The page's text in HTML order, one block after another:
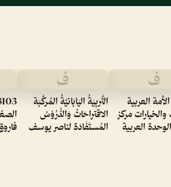
ف
العربية
والخيارات مركز
العربية
ف
التَّربِيَةُ اليَابَانيَّةُ المُركَّبَة
الاقتراحَاتُ وَالدُّرُوْسُ
المُستَفَادَة لناصر يوسف